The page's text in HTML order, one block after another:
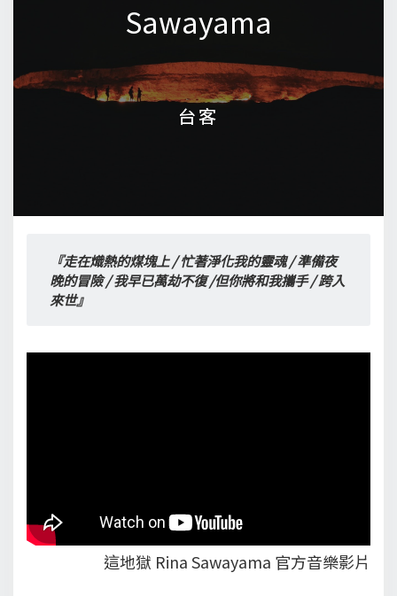
Sawayama
台客
Sawayama
台客
『走在熾熱的煤塊上 / 忙著淨化我的靈魂 / 準備夜
晚的冒險 / 我早已萬劫不復 /但你將和我攜手 / 跨入
來世』
這地獄 Rina Sawayama 官方音樂影片